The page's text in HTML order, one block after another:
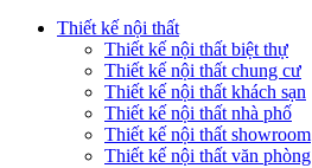
Thiết kế nội thất
Thiết kế nội thất biệt thự
Thiết kế nội thất chung cư
Thiết kế nội thất khách sạn
Thiết kế nội thất nhà phố
Thiết kế nội thất showroom
Thiết kế nội thất văn phòng